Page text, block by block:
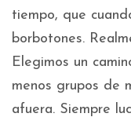
tiempo, que
borbotones.
Elegimos un
menos grupos de
afuera. Siempre